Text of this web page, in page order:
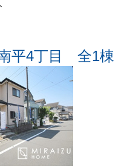
平4丁目 全1棟